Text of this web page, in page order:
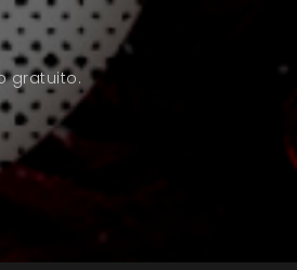
gratuito.